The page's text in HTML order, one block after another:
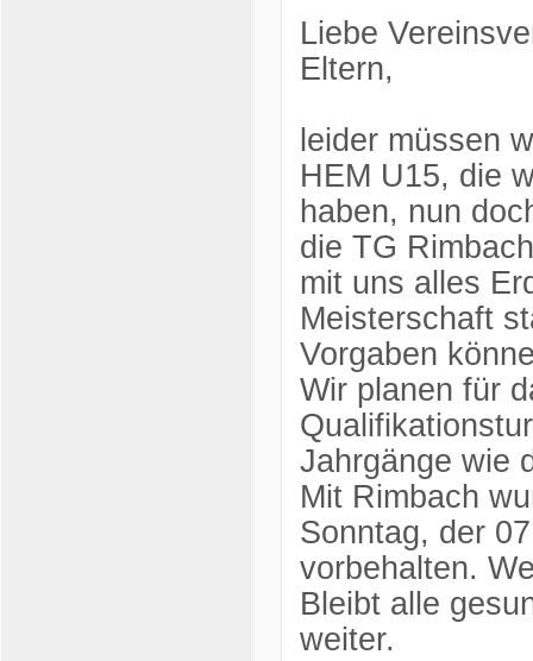
Liebe
Eltern,
leider müssen
HEM U15, die
haben, nun
die TG
mit uns alles
Meisterschaft
Vorgaben
Wir planen für
Jahrgänge wie
Mit Rimbach
Sonntag, der
vorbehalten.
Bleibt alle
weiter.